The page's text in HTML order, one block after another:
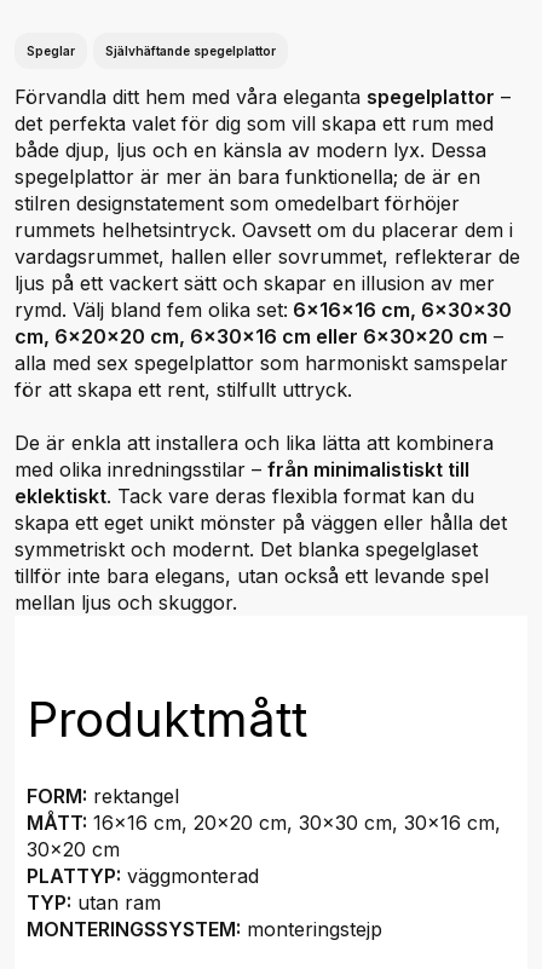
Speglar Självhäftande spegelplattor
Förvandla ditt hem med våra eleganta spegelplattor –
det perfekta valet för dig som vill skapa ett rum med
både djup, ljus och en känsla av modern lyx. Dessa
spegelplattor är mer än bara funktionella; de är en
stilren designstatement som omedelbart förhöjer
rummets helhetsintryck. Oavsett om du placerar dem i
vardagsrummet, hallen eller sovrummet, reflekterar de
ljus på ett vackert sätt och skapar en illusion av mer
rymd. Välj bland fem olika set: 6x16x16 cm, 6x30x30
cm, 6x20x20 cm, 6x30x16 cm eller 6x30x20 cm –
alla med sex spegelplattor som harmoniskt samspelar
för att skapa ett rent, stilfullt uttryck.
De är enkla att installera och lika lätta att kombinera
med olika inredningsstilar – från minimalistiskt till
eklektiskt. Tack vare deras flexibla format kan du
skapa ett eget unikt mönster på väggen eller hålla det
symmetriskt och modernt. Det blanka spegelglaset
tillför inte bara elegans, utan också ett levande spel
mellan ljus och skuggor.
Produktmått
FORM: rektangel
MÅTT: 16x16 cm, 20x20 cm, 30x30 cm, 30x16 cm,
30x20 cm
PLATTYP: väggmonterad
TYP: utan ram
MONTERINGSSYSTEM: monteringstejp